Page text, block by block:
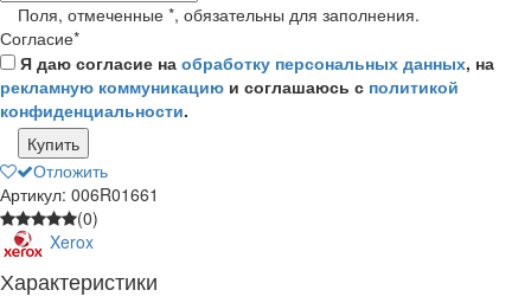
Поля, отмеченные *, обязательны для заполнения.
Согласие*
Я даю согласие на обработку персональных данных, на
рекламную коммуникацию и соглашаюсь с политикой
конфиденциальности.
Купить
Отложить
Артикул: 006R01661
(0)
Xerox
Характеристики